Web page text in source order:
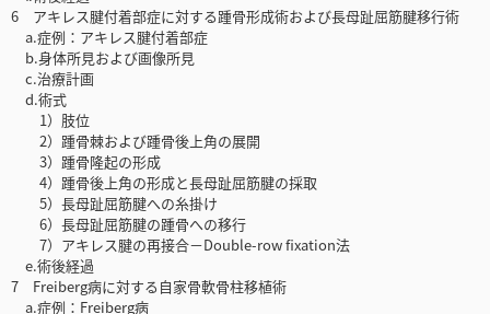
6 アキレス腱付着部症に対する踵骨形成術および長母趾屈筋腱移行術
a.症例：アキレス腱付着部症
b.身体所見および画像所見
c.治療計画
d.術式
1）肢位
2）踵骨棘および踵骨後上角の展開
3）踵骨隆起の形成
4）踵骨後上角の形成と長母趾屈筋腱の採取
5）長母趾屈筋腱への糸掛け
6）長母趾屈筋腱の踵骨への移行
7）アキレス腱の再接合－Double-row fixation法
e.術後経過
7 Freiberg病に対する自家骨軟骨柱移植術
a.症例：Freiberg病